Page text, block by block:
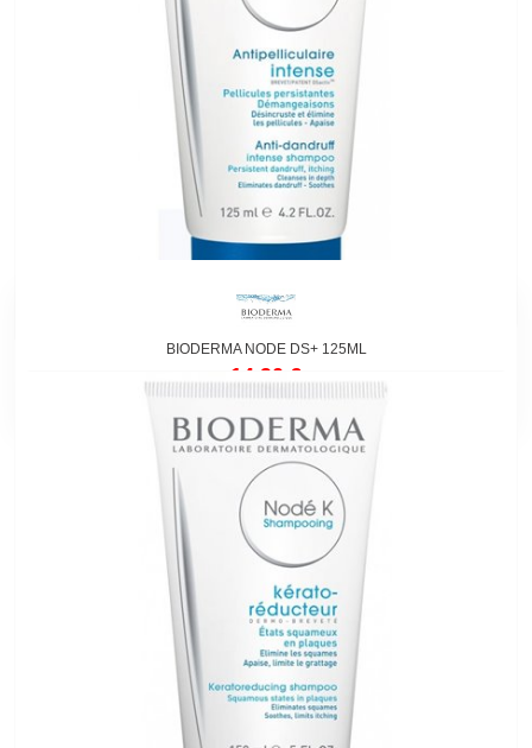
BIODERMA NODE DS+ 125ML
14,90 €